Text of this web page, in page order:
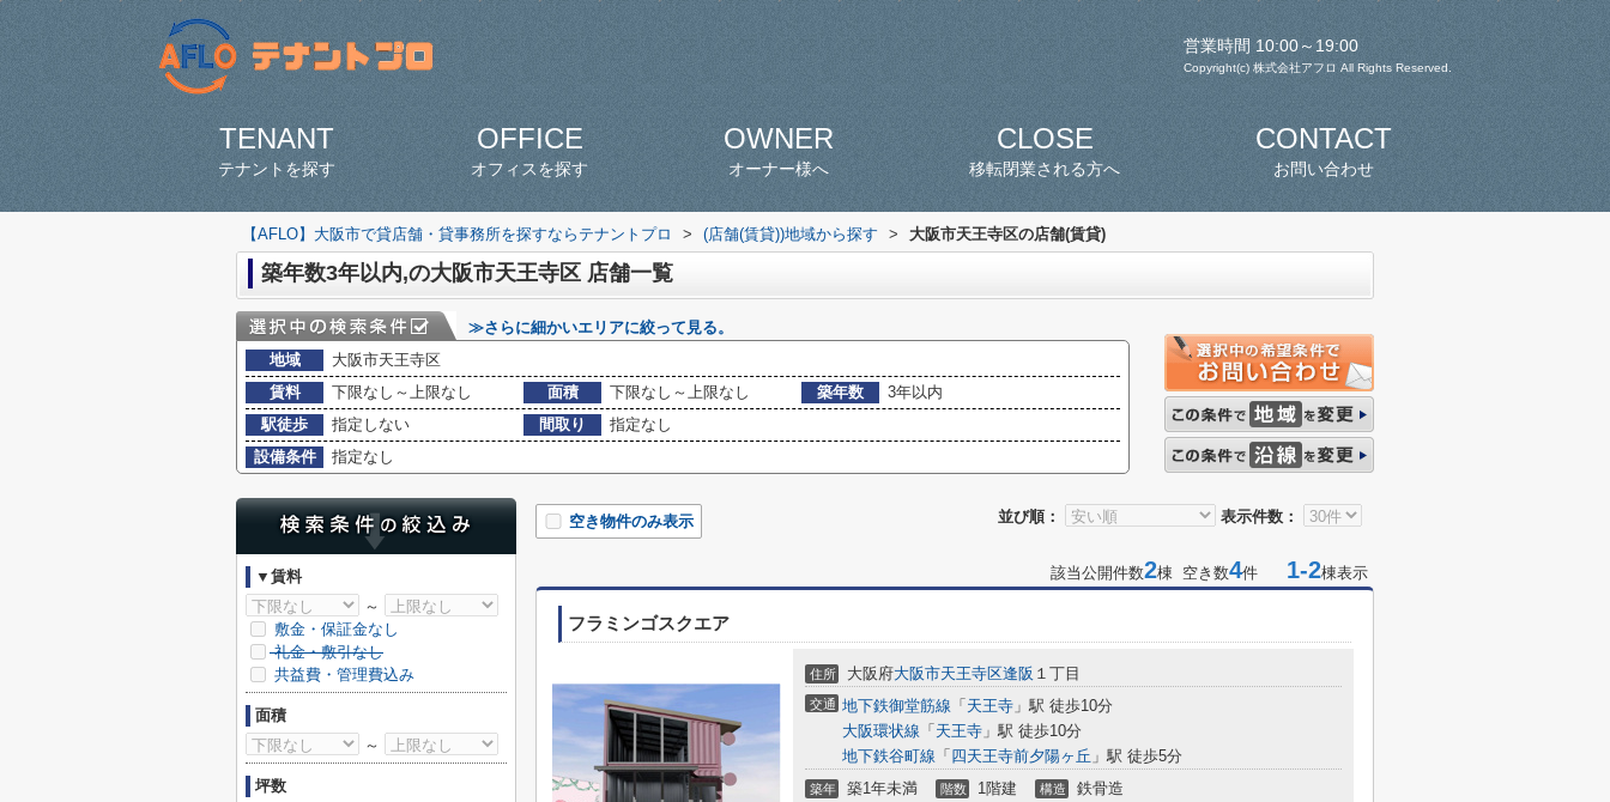
営業時間 10:00～19:00
Copyright(c) 株式会社アフロ All Rights Reserved.
TENANT
テナントを探す
OFFICE
オフィスを探す
OWNER
オーナー様へ
CLOSE
移転閉業される方へ
CONTACT
お問い合わせ
【AFLO】大阪市で貸店舗・貸事務所を探すならテナントプロ > (店舗(賃貸))地域から探す > 大阪市天王寺区の店舗(賃貸)
築年数3年以内,の大阪市天王寺区 店舗一覧
≫さらに細かいエリアに絞って見る。
地域
大阪市天王寺区
賃料
下限なし～上限なし 面積 下限なし～上限なし 築年数
3年以内
駅徒歩
指定しない 間取り
指定なし
設備条件
指定なし
並び順： 表示件数：
空き物件のみ表示
該当公開件数2棟 空き数4件 1-2棟表示
フラミンゴスクエア
住所 大阪府大阪市天王寺区逢阪 １丁目
交通 地下鉄御堂筋線 「 天王寺 」駅 徒歩10分
大阪環状線 「 天王寺 」駅 徒歩10分
地下鉄谷町線 「 四天王寺前夕陽ヶ丘 」駅 徒歩5分
築年 築1年未満 階数 1階建 構造 鉄骨造
▼賃料
～
敷金・保証金なし
礼金・敷引なし
共益費・管理費込み
面積
～
坪数